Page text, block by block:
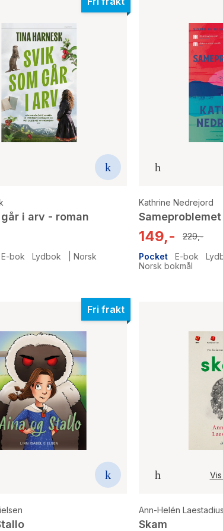
i arv - roman
E-bok Lydbok Norsk
Kathrine Nedrejord
149,-
229,-
Pocket
E-bok
Norsk bokmål
Fri frakt
Ann-Helén Laestadius
Skam